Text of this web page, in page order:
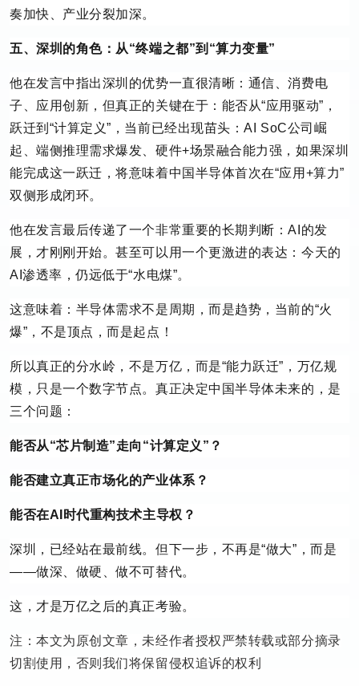
奏加快、产业分裂加深。
五、深圳的角色：从“终端之都”到“算力变量”
他在发言中指出深圳的优势一直很清晰：通信、消费电
子、应用创新，但真正的关键在于：能否从“应用驱动”，
跃迁到“计算定义”，当前已经出现苗头：AI SoC公司崛
起、端侧推理需求爆发、硬件+场景融合能力强，如果深圳
能完成这一跃迁，将意味着中国半导体首次在“应用+算力”
双侧形成闭环。
他在发言最后传递了一个非常重要的长期判断：AI的发
展，才刚刚开始。甚至可以用一个更激进的表达：今天的
AI渗透率，仍远低于“水电煤”。
这意味着：半导体需求不是周期，而是趋势，当前的“火
爆”，不是顶点，而是起点！
所以真正的分水岭，不是万亿，而是“能力跃迁”，万亿规
模，只是一个数字节点。真正决定中国半导体未来的，是
三个问题：
能否从“芯片制造”走向“计算定义”？
能否建立真正市场化的产业体系？
能否在AI时代重构技术主导权？
深圳，已经站在最前线。但下一步，不再是“做大”，而是
——做深、做硬、做不可替代。
这，才是万亿之后的真正考验。
注：本文为原创文章，未经作者授权严禁转载或部分摘录
切割使用，否则我们将保留侵权追诉的权利